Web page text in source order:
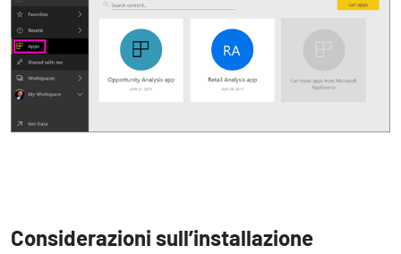
Considerazioni sull’installazione